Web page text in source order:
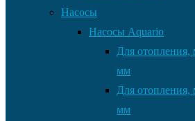
Насосы
Насосы Aquario
Для отопления,
мм
Для отопления,
мм